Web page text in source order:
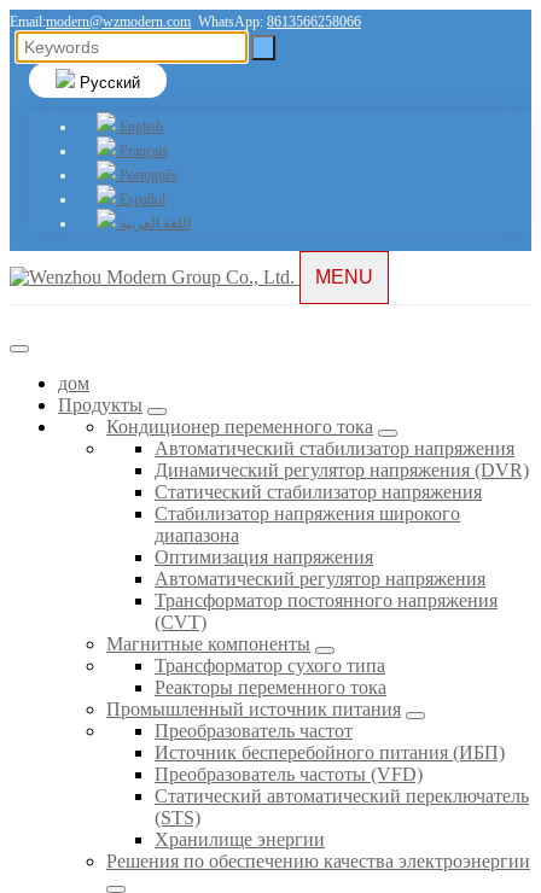
Email:modern@wzmodern.com WhatsApp: 8613566258066
Русский
English
Français
Português
Español
اللغة العربية
MENU
дом
Продукты
Кондиционер переменного тока
Автоматический стабилизатор напряжения
Динамический регулятор напряжения (DVR)
Статический стабилизатор напряжения
Стабилизатор напряжения широкого
диапазона
Оптимизация напряжения
Автоматический регулятор напряжения
Трансформатор постоянного напряжения
(CVT)
Магнитные компоненты
Трансформатор сухого типа
Реакторы переменного тока
Промышленный источник питания
Преобразователь частот
Источник бесперебойного питания (ИБП)
Преобразователь частоты (VFD)
Статический автоматический переключатель
(STS)
Хранилище энергии
Решения по обеспечению качества электроэнергии